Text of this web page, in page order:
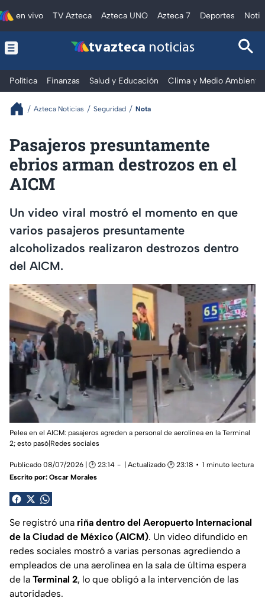
en vivo TV Azteca Azteca UNO Azteca 7 Deportes
tv azteca noticias
Política Finanzas Salud y Educación Clima y Medio Ambiente
Azteca Noticias Seguridad Nota
Pasajeros presuntamente
ebrios arman destrozos en el
AICM
Un video viral mostró el momento en que
varios pasajeros presuntamente
alcoholizados realizaron destrozos dentro
del AICM.
Pelea en el AICM: pasajeros agreden a personal de aerolínea en la Terminal
2; esto pasó|Redes sociales
Publicado 08/07/2026 | 🕑 23:14 | Actualizado 🕑 23:18
1 minuto lectura
Escrito por: Oscar Morales
Se registró una riña dentro del Aeropuerto Internacional
de la Ciudad de México (AICM). Un video difundido en
redes sociales mostró a varias personas agrediendo a
empleados de una aerolínea en la sala de última espera
de la Terminal 2, lo que obligó a la intervención de las
autoridades.